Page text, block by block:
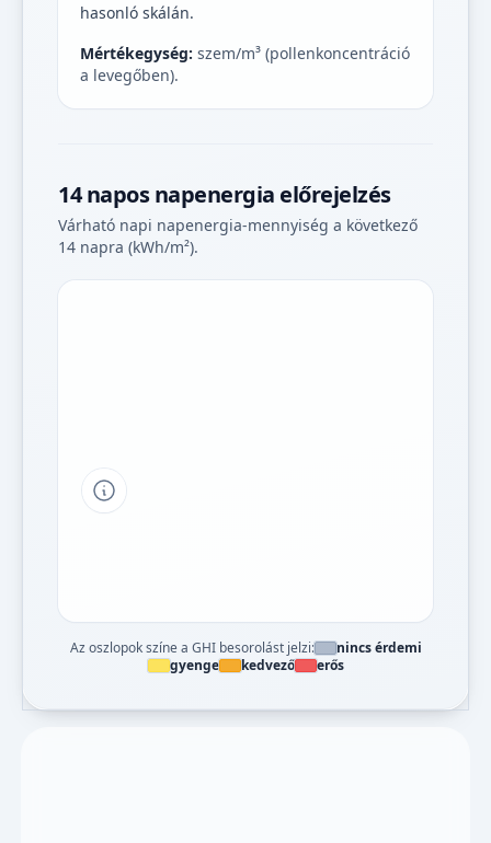
hasonló skálán.
Mértékegység: szem/m³ (pollenkoncentráció
a levegőben).
14 napos napenergia előrejelzés
Várható napi napenergia-mennyiség a következő
14 napra (kWh/m²).
Tipp a grafikon jelmagyarázatához
Az oszlopok színe a GHI besorolást jelzi:
nincs érdemi
gyenge
kedvező erős